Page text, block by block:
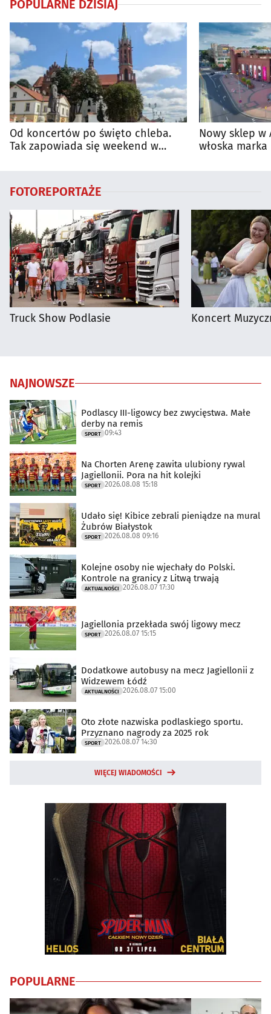
POPULARNE DZISIAJ
Od koncertów po święto chleba.
Tak zapowiada się weekend w
Nowy sklep w
włoska
FOTOREPORTAŻE
Truck Show Podlasie Koncert
NAJNOWSZE
Podlascy III-ligowcy bez zwycięstwa. Małe
derby na remis
SPORT 09:43
Na Chorten Arenę zawita ulubiony rywal
Jagiellonii. Pora na hit kolejki
SPORT 2026.08.08 15:18
Udało się! Kibice zebrali pieniądze na mural
Żubrów Białystok
SPORT 2026.08.08 09:16
Kolejne osoby nie wjechały do Polski.
Kontrole na granicy z Litwą trwają
AKTUALNOŚCI 2026.08.07 17:30
Jagiellonia przekłada swój ligowy mecz
SPORT 2026.08.07 15:15
Dodatkowe autobusy na mecz Jagiellonii z
Widzewem Łódź
AKTUALNOŚCI 2026.08.07 15:00
Oto złote nazwiska podlaskiego sportu.
Przyznano nagrody za 2025 rok
SPORT 2026.08.07 14:30
WIĘCEJ WIADOMOŚCI
POPULARNE